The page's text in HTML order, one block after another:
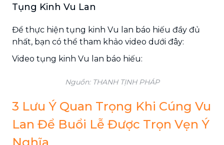
Tụng Kinh Vu Lan
Để thực hiện tụng kinh Vu lan báo hiếu đầy đủ
nhất, bạn có thể tham khảo video dưới đây:
Video tụng kinh Vu lan báo hiếu:
Nguồn: THANH TỊNH PHÁP
3 Lưu Ý Quan Trọng Khi Cúng Vu
Lan Để Buổi Lễ Được Trọn Vẹn Ý
Nghĩa